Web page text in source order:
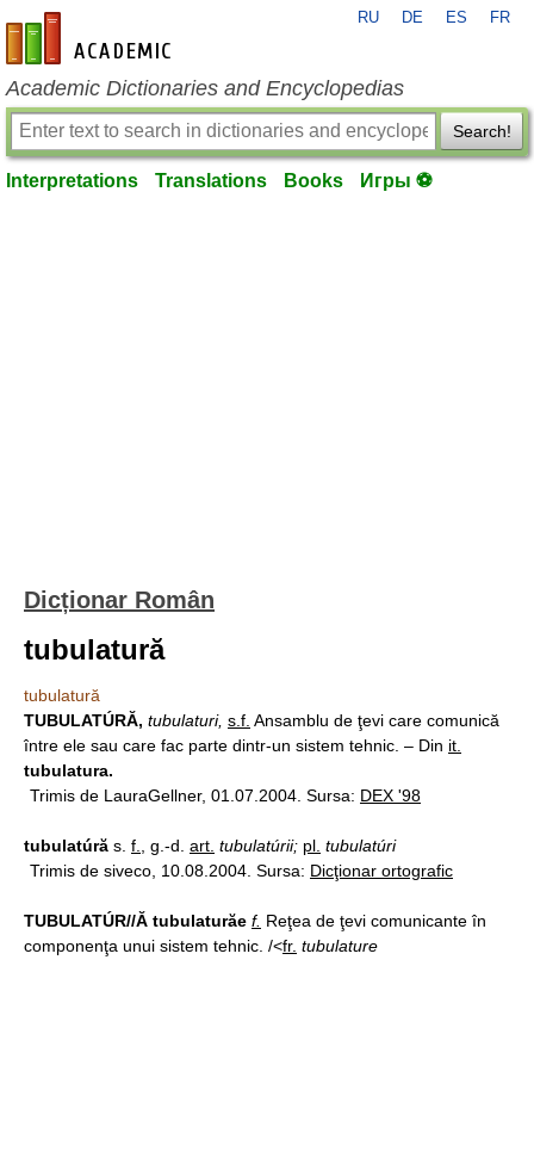
en-academic.com
RU DE ES FR
Academic Dictionaries and Encyclopedias
Search!
Interpretations Translations Books Игры ⚽
Dicționar Român
tubulatură
tubulatură
TUBULATÚRĂ, tubulaturi, s.f. Ansamblu de ţevi care comunică
între ele sau care fac parte dintr-un sistem tehnic. – Din it.
tubulatura.
Trimis de LauraGellner, 01.07.2004. Sursa: DEX '98
tubulatúră s. f. , g.-d. art. tubulatúrii; pl. tubulatúri
Trimis de siveco, 10.08.2004. Sursa: Dicţionar ortografic
TUBULATÚR//Ă tubulaturăe f. Reţea de ţevi comunicante în
componenţa unui sistem tehnic. /<fr. tubulature